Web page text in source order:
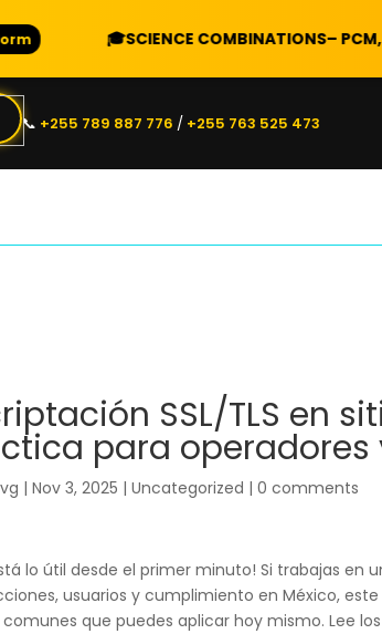
SCIENCE COMBINATIONS– PCM, PCB, PMC,
📞 +255 789 887 776 / +255 763 525 473
SSL/TLS en
para operadores
|Nov 3, 2025 |Uncategorized |0 comments
lo útil desde el primer minuto! Si trabajas en
usuarios y cumplimiento en México,
que puedes aplicar hoy mismo. Lee